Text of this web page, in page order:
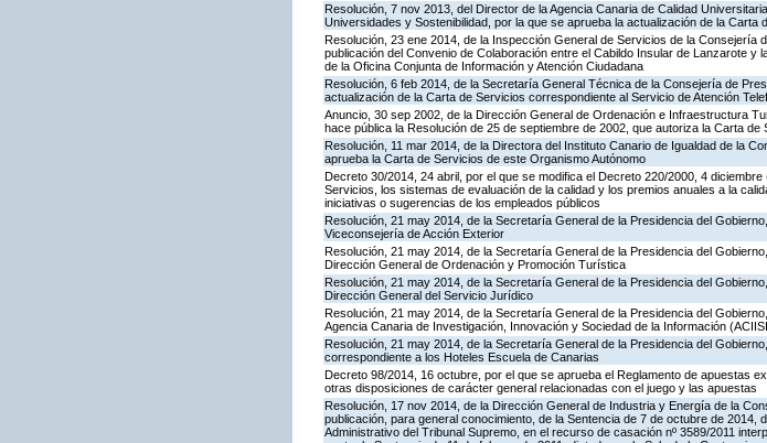
Resolución, 7 nov 2013, del Director de la Agencia Canaria de Calidad
Universidades y Sostenibilidad, por la que se aprueba la actualización de la Carta
Resolución, 23 ene 2014, de la Inspección General de Servicios de la Consejería
publicación del Convenio de Colaboración entre el Cabildo Insular de Lanzarote
de la Oficina Conjunta de Información y Atención Ciudadana
Resolución, 6 feb 2014, de la Secretaría General Técnica de la Consejería de
actualización de la Carta de Servicios correspondiente al Servicio de Atención
Anuncio, 30 sep 2002, de la Dirección General de Ordenación e Infraestructura
hace pública la Resolución de 25 de septiembre de 2002, que autoriza la Carta
Resolución, 11 mar 2014, de la Directora del Instituto Canario de Igualdad de la
aprueba la Carta de Servicios de este Organismo Autónomo
Decreto 30/2014, 24 abril, por el que se modifica el Decreto 220/2000, 4
Servicios, los sistemas de evaluación de la calidad y los premios anuales a la
iniciativas o sugerencias de los empleados públicos
Resolución, 21 may 2014, de la Secretaría General de la Presidencia del
Viceconsejería de Acción Exterior
Resolución, 21 may 2014, de la Secretaría General de la Presidencia del
Dirección General de Ordenación y Promoción Turística
Resolución, 21 may 2014, de la Secretaría General de la Presidencia del
Dirección General del Servicio Jurídico
Resolución, 21 may 2014, de la Secretaría General de la Presidencia del
Agencia Canaria de Investigación, Innovación y Sociedad de la Información
Resolución, 21 may 2014, de la Secretaría General de la Presidencia del
correspondiente a los Hoteles Escuela de Canarias
Decreto 98/2014, 16 octubre, por el que se aprueba el Reglamento de apuestas
otras disposiciones de carácter general relacionadas con el juego y las apuestas
Resolución, 17 nov 2014, de la Dirección General de Industria y Energía de la
publicación, para general conocimiento, de la Sentencia de 7 de octubre de
Administrativo del Tribunal Supremo, en el recurso de casación nº 3589/2011